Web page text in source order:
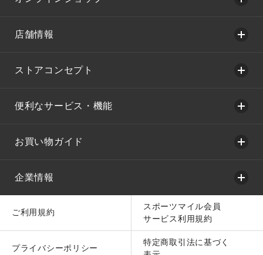
店舗情報
ストアコンセプト
便利なサービス・機能
お買い物ガイド
企業情報
ご利用規約
スポーツマイル会員
サービス利用規約
プライバシーポリシー
特定商取引法に基づく